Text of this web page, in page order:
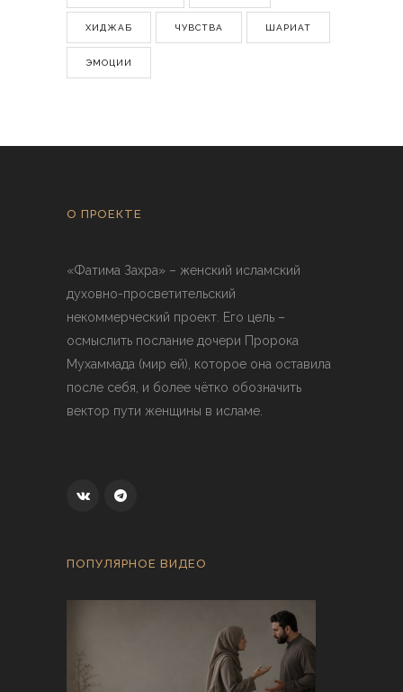
ХИДЖАБ ЧУВСТВА ШАРИАТ
ЭМОЦИИ
О ПРОЕКТЕ
«Фатима Захра» – женский исламский
духовно-просветительский
некоммерческий проект. Его цель –
осмыслить послание дочери Пророка
Мухаммада (мир ей), которое она оставила
после себя, и более чётко обозначить
вектор пути женщины в исламе.
ПОПУЛЯРНОЕ ВИДЕО